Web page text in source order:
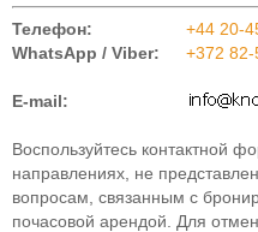
Телефон:
+44 20-
WhatsApp / Viber:
+372
E-mail:
Воспользуйтесь контактной
направлениях, не
вопросам, связанным с
почасовой арендой. Для